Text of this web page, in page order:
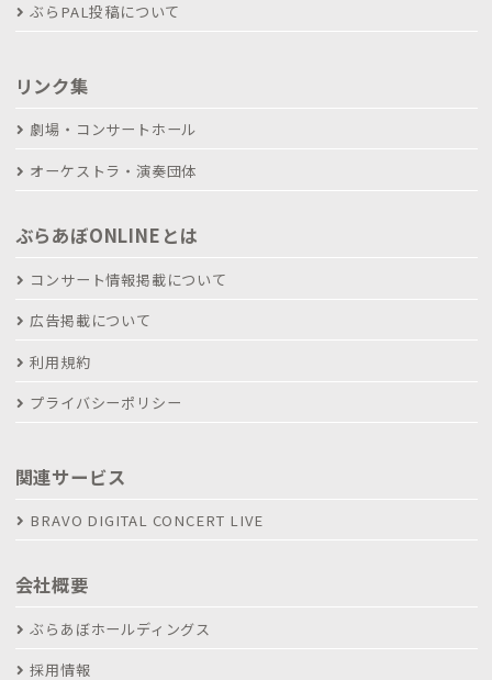
ぶらPAL投稿について
リンク集
劇場・コンサートホール
オーケストラ・演奏団体
ぶらあぼONLINEとは
コンサート情報掲載について
広告掲載について
利用規約
プライバシーポリシー
関連サービス
BRAVO DIGITAL CONCERT LIVE
会社概要
ぶらあぼホールディングス
採用情報